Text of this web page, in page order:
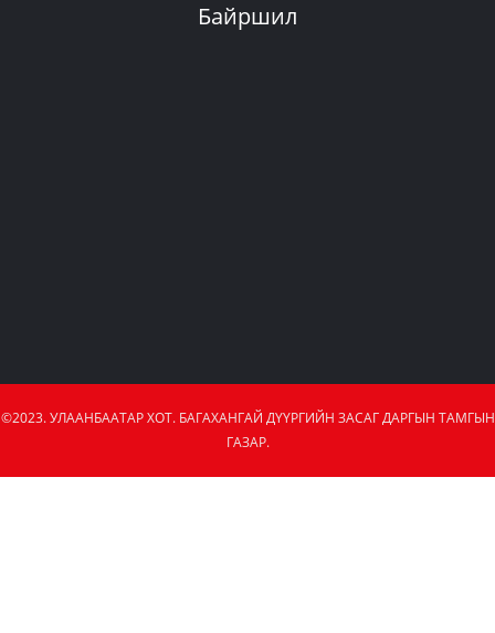
Байршил
©2023. УЛААНБААТАР ХОТ. БАГАХАНГАЙ ДҮҮРГИЙН ЗАСАГ ДАРГЫН ТАМГЫН
ГАЗАР.